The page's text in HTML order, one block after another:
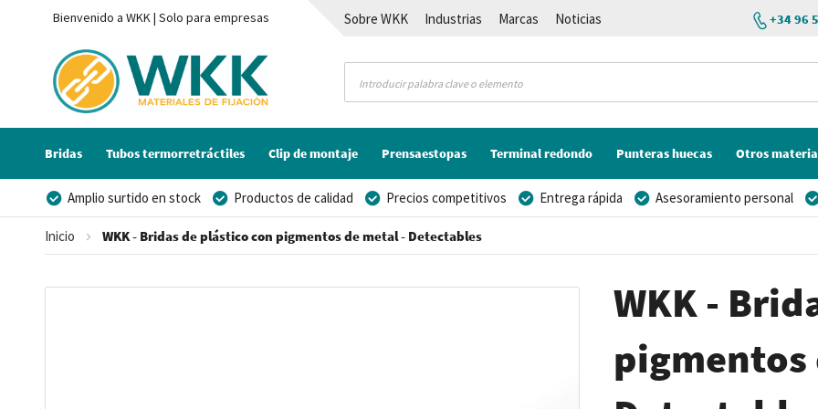
Bienvenido a WKK | Solo para empresas Sobre WKK Industrias Marcas
Noticias
+34 96
Bridas Tubos termorretráctiles Clip de montaje Prensaestopas Terminal redondo Punteras huecas Otros
Amplio surtido en stock Productos de calidad Precios competitivos Entrega rápida
Asesoramiento personal
Posibilidad de crear marca privada
Inicio WKK - Bridas de plástico con pigmentos de metal - Detectables
WKK -
pigmentos